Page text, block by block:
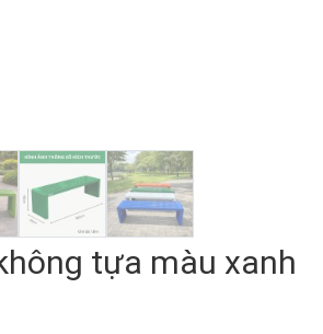
tựa màu xanh